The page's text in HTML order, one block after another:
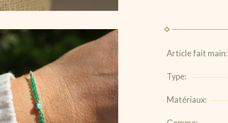
Article fait main:
Type:
Matériaux: